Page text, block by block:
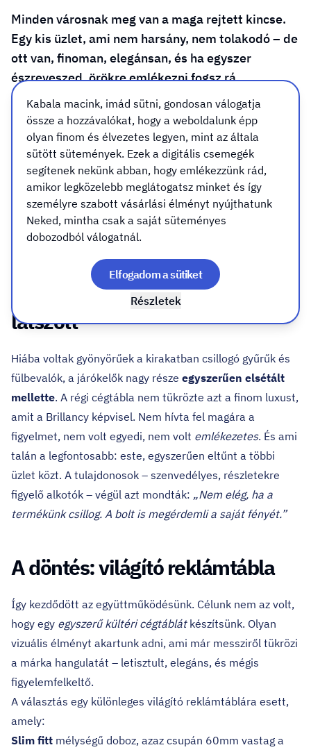
Minden városnak meg van a maga rejtett kincse.
Egy kis üzlet, ami nem harsány, nem tolakodó – de
ott van, finoman, elegánsan, és ha egyszer
észreveszed, örökre emlékezni fogsz rá.
Budapesten a Brillancy ékszermanufaktúra
pontosan ilyen. Kézzel készített, különleges
ékszerek készülnek itt, amikben ott rejlik az
alkotó szenvedélye és precizitása. Egy üzlet, ami
nemcsak értéket árul – hanem élményt. Csakhogy
volt egy apró gond…kevesen vették észre.
VIDEO Brillancy ékszermanufaktúra világító reklámtábla
Az üzlet ott volt – de nem
látszott
Hiába voltak gyönyörűek a kirakatban csillogó gyűrűk és
fülbevalók, a járókelők nagy része egyszerűen elsétált
mellette. A régi cégtábla nem tükrözte azt a finom luxust,
amit a Brillancy képvisel. Nem hívta fel magára a
figyelmet, nem volt egyedi, nem volt emlékezetes. És ami
talán a legfontosabb: este, egyszerűen eltűnt a többi
üzlet közt. A tulajdonosok – szenvedélyes, részletekre
figyelő alkotók – végül azt mondták: „Nem elég, ha a
termékünk csillog. A bolt is megérdemli a saját fényét.”
A döntés: világító reklámtábla
Így kezdődött az együttműködésünk. Célunk nem az volt,
hogy egy egyszerű kültéri cégtáblátkészítsünk. Olyan
vizuális élményt akartunk adni, ami már messziről tükrözi
a márka hangulatát – letisztult, elegáns, és mégis
figyelemfelkeltő.
A választás egy különleges világító reklámtáblára esett,
amely:
Slim fitt mélységű doboz, azaz csupán 60mm vastag a
Kabala macink, imád sütni, gondosan válogatja
össze a hozzávalókat, hogy a weboldalunk épp
olyan finom és élvezetes legyen, mint az általa
sütött sütemények. Ezek a digitális csemegék
segítenek nekünk abban, hogy emlékezzünk rád,
amikor legközelebb meglátogatsz minket és így
személyre szabott vásárlási élményt nyújthatunk
Neked, mintha csak a saját süteményes
dobozodból válogatnál.
Részletek
Elfogadom a sütiket